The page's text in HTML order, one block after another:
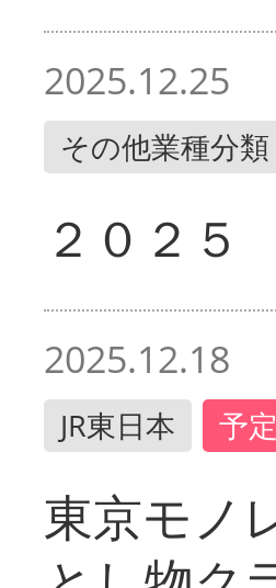
2025.12.25
その他業種分類
２０２
2025.12.18
JR東日本 予
東京モノ